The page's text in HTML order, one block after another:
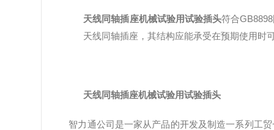
天线同轴插座机械试验用试验插头符合
天线同轴插座，其结构应能承受在预期使用时
天线同轴插座机械试验用试验插头
智力通公司是一家从产品的开发及制造一系列工